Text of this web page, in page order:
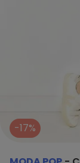
-17%